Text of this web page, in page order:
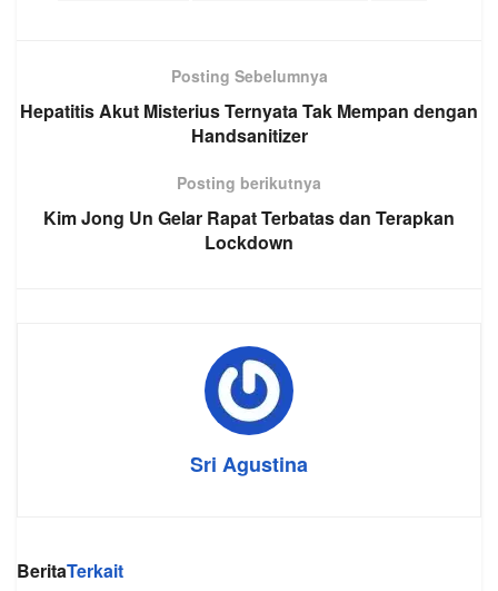
Posting Sebelumnya
Hepatitis Akut Misterius Ternyata Tak Mempan dengan
Handsanitizer
Posting berikutnya
Kim Jong Un Gelar Rapat Terbatas dan Terapkan
Lockdown
Sri Agustina
BeritaTerkait